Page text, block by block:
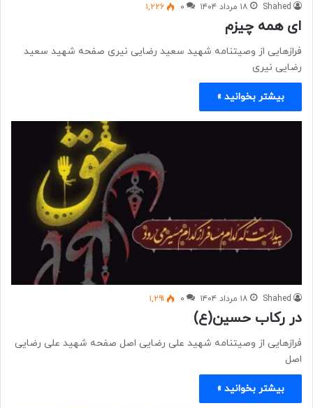
Shahed ۱۸ مرداد ۱۴۰۴ ۰ ۱,۲۲۶
ای همه چیزم
فرازهایی از وصیتنامه شهید سعید رضایی نیری صفحه شهید سعید
رضایی نیری
بیشتر بخوانید »
Shahed ۱۸ مرداد ۱۴۰۴ ۰ ۱,۲۹۱
در رکاب حسین(ع)
فرازهایی از وصیتنامه شهید علی رضایی اصل صفحه شهید علی رضایی
اصل
بیشتر بخوانید »